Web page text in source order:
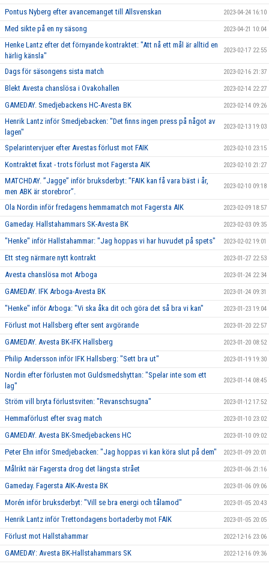
Pontus Nyberg efter avancemanget till Allsvenskan 2023-04-24 16:10
Med sikte på en ny säsong 2023-04-21 10:04
Henke Lantz efter det förnyande kontraktet: "Att nå ett mål är alltid en
härlig känsla"
2023-02-17 22:55
Dags för säsongens sista match 2023-02-16 21:37
Blekt Avesta chanslösa i Ovakohallen 2023-02-14 22:27
GAMEDAY. Smedjebackens HC-Avesta BK 2023-02-14 09:26
Henrik Lantz inför Smedjebacken: "Det finns ingen press på något av
lagen"
2023-02-13 19:03
Spelarintervjuer efter Avestas förlust mot FAIK 2023-02-10 23:15
Kontraktet fixat - trots förlust mot Fagersta AIK 2023-02-10 21:27
MATCHDAY. ”Jagge” inför bruksderbyt: ”FAIK kan få vara bäst i år,
men ABK är storebror”.
2023-02-10 09:18
Ola Nordin inför fredagens hemmamatch mot Fagersta AIK 2023-02-09 18:57
Gameday. Hallstahammars SK-Avesta BK 2023-02-03 09:35
"Henke" inför Hallstahammar: "Jag hoppas vi har huvudet på spets" 2023-02-02 19:01
Ett steg närmare nytt kontrakt 2023-01-27 22:53
Avesta chanslösa mot Arboga 2023-01-24 22:34
GAMEDAY. IFK Arboga-Avesta BK 2023-01-24 09:31
"Henke" inför Arboga: "Vi ska åka dit och göra det så bra vi kan" 2023-01-23 19:04
Förlust mot Hallsberg efter sent avgörande 2023-01-20 22:57
GAMEDAY. Avesta BK-IFK Hallsberg 2023-01-20 08:52
Philip Andersson inför IFK Hallsberg: "Sett bra ut" 2023-01-19 19:30
Nordin efter förlusten mot Guldsmedshyttan: "Spelar inte som ett
lag"
2023-01-14 08:45
Ström vill bryta förlustsviten: "Revanschsugna" 2023-01-12 17:52
Hemmaförlust efter svag match 2023-01-10 23:02
GAMEDAY. Avesta BK-Smedjebackens HC 2023-01-10 09:02
Peter Ehn inför Smedjebacken: "Jag hoppas vi kan köra slut på dem" 2023-01-09 20:01
Målrikt när Fagersta drog det längsta strået 2023-01-06 21:16
Gameday. Fagersta AIK-Avesta BK 2023-01-06 09:06
Morén inför bruksderbyt: "Vill se bra energi och tålamod" 2023-01-05 20:43
Henrik Lantz inför Trettondagens bortaderby mot FAIK 2023-01-05 20:05
Förlust mot Hallstahammar 2022-12-16 23:06
GAMEDAY: Avesta BK-Hallstahammars SK 2022-12-16 09:36